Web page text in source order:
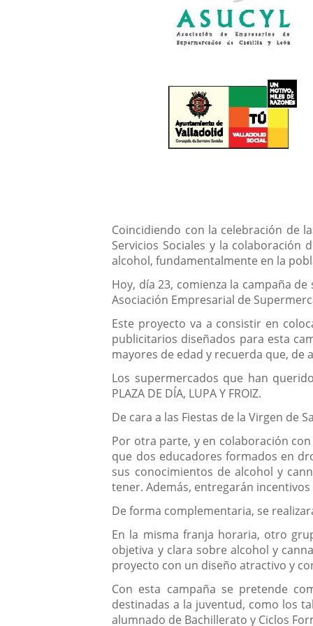
Descripción
Coincidiendo con la celebración de
Servicios Sociales y la colaboración
alcohol, fundamentalmente en la
Hoy, día 23, comienza la campaña
Asociación Empresarial de
Este proyecto va a consistir en
publicitarios diseñados para esta
mayores de edad y recuerda que, de
Los supermercados que han
PLAZA DE DÍA, LUPA Y FROIZ.
De cara a las Fiestas de la Virgen de
Por otra parte, y en colaboración con
que dos educadores formados en
sus conocimientos de alcohol y
tener. Además, entregarán
De forma complementaria, se
En la misma franja horaria, otro
objetiva y clara sobre alcohol y
proyecto con un diseño atractivo y
Con esta campaña se pretende
destinadas a la juventud, como los
alumnado de Bachillerato y Ciclos